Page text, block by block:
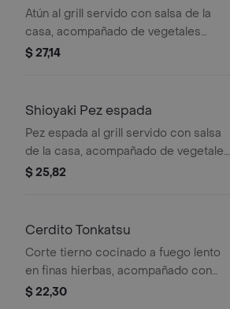
Atún al grill servido con salsa de la
casa, acompañado de vegetales
salteados y arroz frito.
$ 27,14
Shioyaki Pez espada
Pez espada al grill servido con salsa
de la casa, acompañado de vegetales
salteados y arroz frito.
$ 25,82
Cerdito Tonkatsu
Corte tierno cocinado a fuego lento
en finas hierbas, acompañado con
manzana caramelizada, pure de
$ 22,30